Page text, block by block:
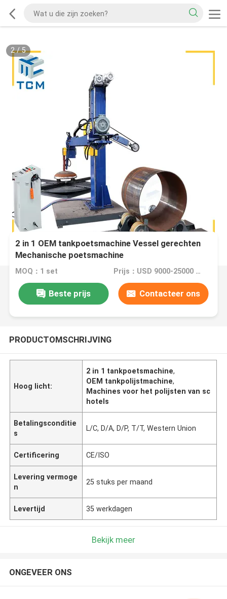
2/5
2 in 1 OEM tankpoetsmachine Vessel gerechten
Mechanische poetsmachine
MOQ：1 set Prijs：USD 9000-25000 Dollar per set
Beste prijs Contacteer ons
PRODUCTOMSCHRIJVING
Hoog licht:
2 in 1 tankpoetsmachine,
OEM tankpolijstmachine,
Machines voor het polijsten van sc
hotels
Betalingsconditie
s
L/C, D/A, D/P, T/T, Western Union
Certificering CE/ISO
Levering vermoge
n
25 stuks per maand
Levertijd 35 werkdagen
Bekijk meer
ONGEVEER ONS